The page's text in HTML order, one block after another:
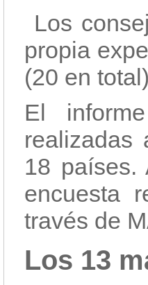
Los
propia
(20 en
El
realizadas
18 países.
encuesta
través de
Los 13